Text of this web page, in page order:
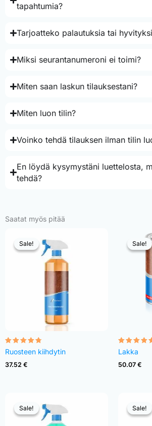
tapahtumia?
Tarjoatteko palautuksia tai
Miksi seurantanumeroni ei toimi?
Miten saan laskun tilauksestani?
Miten luon tilin?
Voinko tehdä tilauksen ilman tilin
En löydä kysymystäni luettelosta,
tehdä?
Saatat myös pitää
Sale!
Sale!
Rated
4.68
out of 5
Ruosteen kiihdytin
37.52 €
Sale!
Sale!
Rated
4.54
out of 5
Lakka
50.07 €
Sale!
Sale! Sale!
Sale!